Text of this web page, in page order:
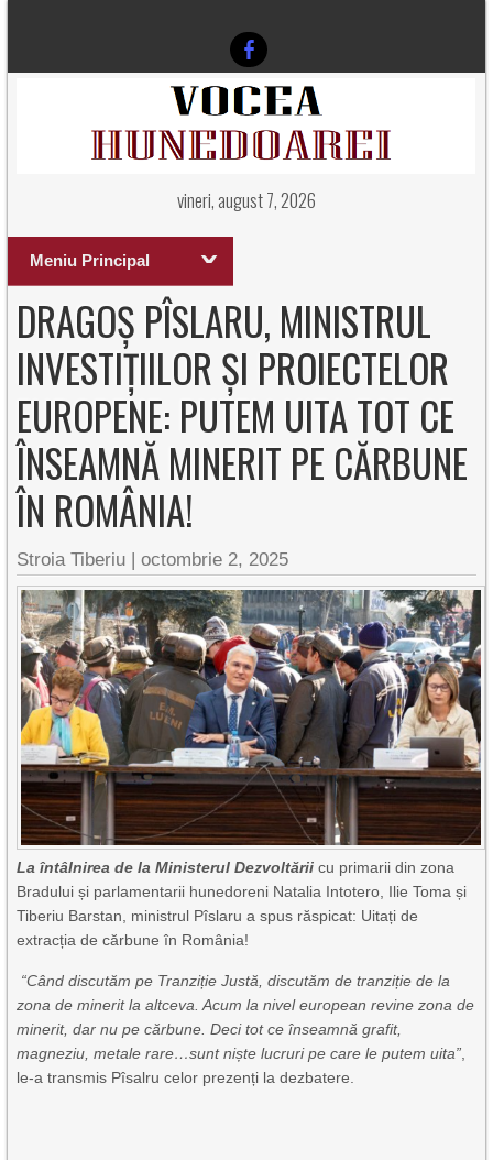
vineri, august 7, 2026
Meniu Principal
DRAGOȘ PÎSLARU, MINISTRUL
INVESTIȚIILOR ȘI PROIECTELOR
EUROPENE: PUTEM UITA TOT CE
ÎNSEAMNĂ MINERIT PE CĂRBUNE
ÎN ROMÂNIA!
Stroia Tiberiu |octombrie 2, 2025
La întâlnirea de la Ministerul Dezvoltării cu primarii din zona
Bradului și parlamentarii hunedoreni Natalia Intotero, Ilie Toma și
Tiberiu Barstan, ministrul Pîslaru a spus răspicat: Uitați de
extracția de cărbune în România!
“Când discutăm pe Tranziție Justă, discutăm de tranziție de la
zona de minerit la altceva. Acum la nivel european revine zona de
minerit, dar nu pe cărbune. Deci tot ce înseamnă grafit,
magneziu, metale rare…sunt niște lucruri pe care le putem uita”
le-a transmis Pîsalru celor prezenți la dezbatere.